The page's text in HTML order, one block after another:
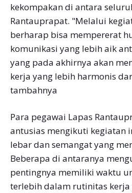
kekompakan di antara
Rantauprapat. "Melalui
berharap bisa mempererat
komunikasi yang lebih aik
yang pada akhirnya akan
kerja yang lebih harmonis
tambahnya
Para pegawai Lapas
antusias mengikuti kegiatan
lebar dan semangat yang
Beberapa di antaranya
pentingnya memiliki waktu
terlebih dalam rutinitas kerja